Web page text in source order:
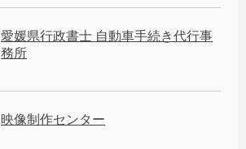
愛媛県行政書士 自動車手続き代行事
務所
映像制作センター